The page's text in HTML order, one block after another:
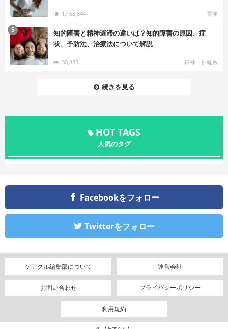
1,165,844 胃痛
知的障害と精神遅滞の違いは？知的障害の原因、症
状、予防法、治療法について解説
30,883 精神・神経系
5
続きを見る
HOT TAGS
人気のタグ
Facebookをフォロー
Twitterをフォロー
ケアクル編集部について 運営会社
お問い合わせ プライバシーポリシー
利用規約